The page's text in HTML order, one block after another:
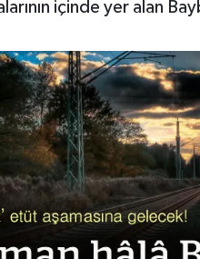
içinde yer alan